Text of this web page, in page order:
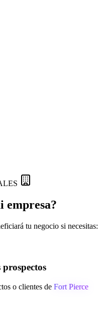
empresa?
tu negocio si necesitas:
o clientes de Fort Pierce